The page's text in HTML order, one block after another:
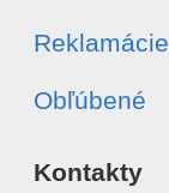
Reklamácie
Obľúbené
Kontakty